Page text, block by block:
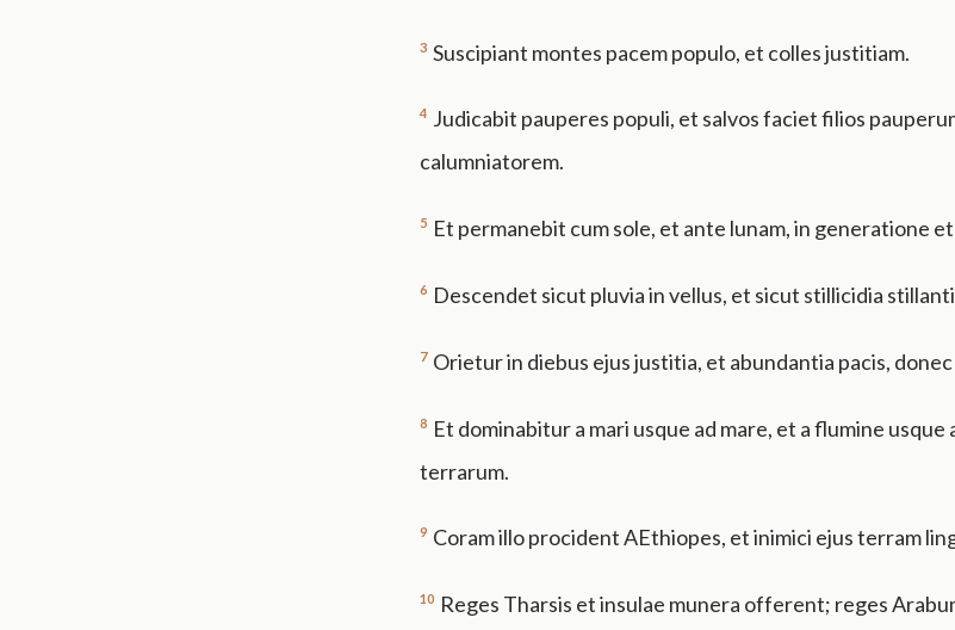
3 Suscipiant montes pacem populo, et colles justitiam.
4 Judicabit pauperes populi, et salvos faciet filios
calumniatorem.
5 Et permanebit cum sole, et ante lunam, in generatione
6 Descendet sicut pluvia in vellus, et sicut stillicidia
7 Orietur in diebus ejus justitia, et abundantia pacis,
8 Et dominabitur a mari usque ad mare, et a flumine usque
terrarum.
9 Coram illo procident AEthiopes, et inimici ejus terram
10 Reges Tharsis et insulae munera offerent; reges